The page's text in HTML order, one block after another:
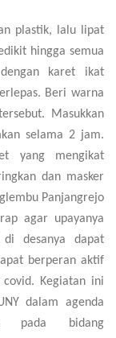
plastik, lalu lipat
hingga semua
karet ikat
Beri warna
Masukkan
selama 2 jam.
yang mengikat
dan masker
Panjangrejo
agar upayanya
desanya dapat
berperan aktif
Kegiatan ini
dalam agenda
pada bidang